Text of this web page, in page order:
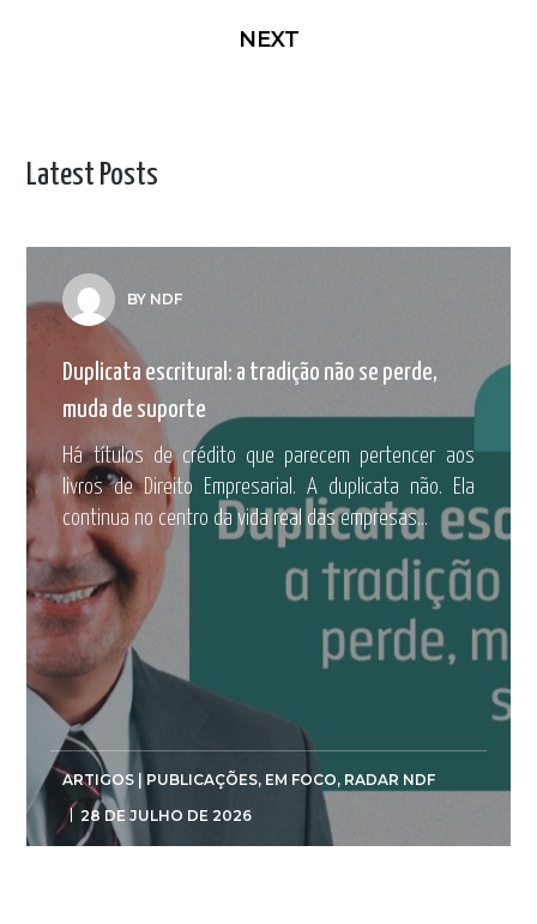
NEXT
Latest Posts
BY NDF
Duplicata escritural: a tradição não se perde,
muda de suporte
Há títulos de crédito que parecem pertencer aos
livros de Direito Empresarial. A duplicata não. Ela
continua no centro da vida real das empresas...
ARTIGOS | PUBLICAÇÕES, EM FOCO, RADAR NDF
28 DE JULHO DE 2026